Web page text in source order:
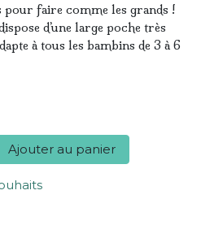
faire comme les grands !
d’une large poche très
à tous les bambins de 3 à 6
Ajouter au panier